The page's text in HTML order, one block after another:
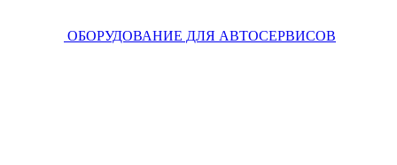
ОБОРУДОВАНИЕ ДЛЯ АВТОСЕРВИСОВ